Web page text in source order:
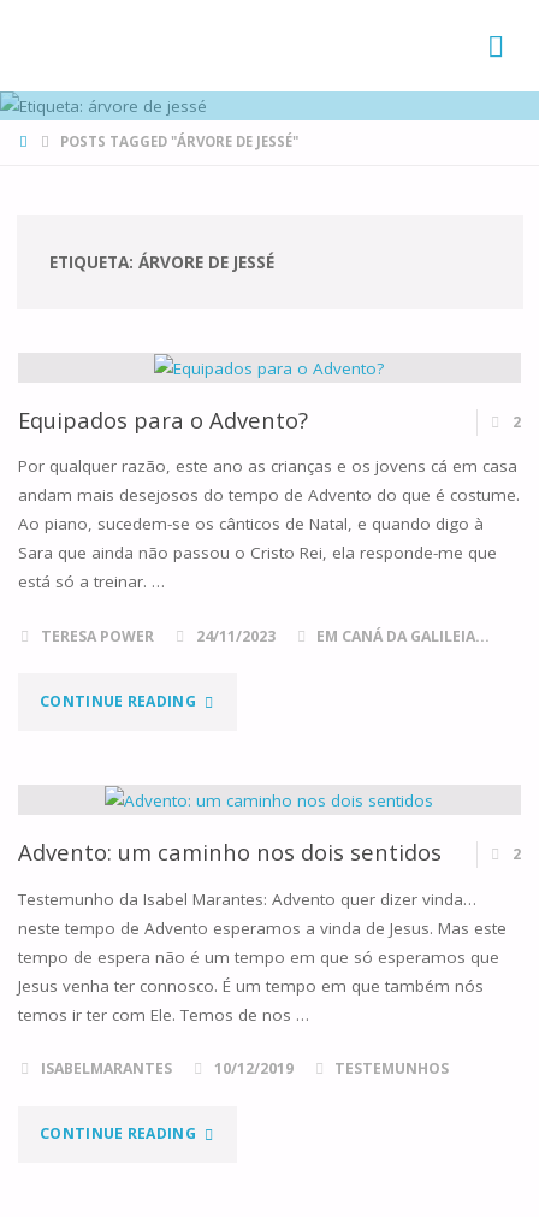
HOMEPOSTS TAGGED "ÁRVORE DE JESSÉ"
ETIQUETA: ÁRVORE DE JESSÉ
Equipados para o Advento? 2
Por qualquer razão, este ano as crianças e os jovens cá em casa
andam mais desejosos do tempo de Advento do que é costume.
Ao piano, sucedem-se os cânticos de Natal, e quando digo à
Sara que ainda não passou o Cristo Rei, ela responde-me que
está só a treinar. …
TERESA POWER 24/11/2023 EM CANÁ DA GALILEIA...
CONTINUE READING"EQUIPADOS
O
ADVENTO?"
Advento: um caminho nos dois sentidos 2
Testemunho da Isabel Marantes: Advento quer dizer vinda…
neste tempo de Advento esperamos a vinda de Jesus. Mas este
tempo de espera não é um tempo em que só esperamos que
Jesus venha ter connosco. É um tempo em que também nós
temos ir ter com Ele. Temos de nos …
ISABELMARANTES 10/12/2019 TESTEMUNHOS
CONTINUE READING"ADVENTO: